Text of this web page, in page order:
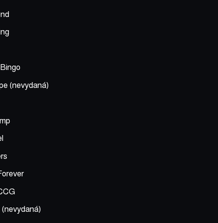
(nevydaná)